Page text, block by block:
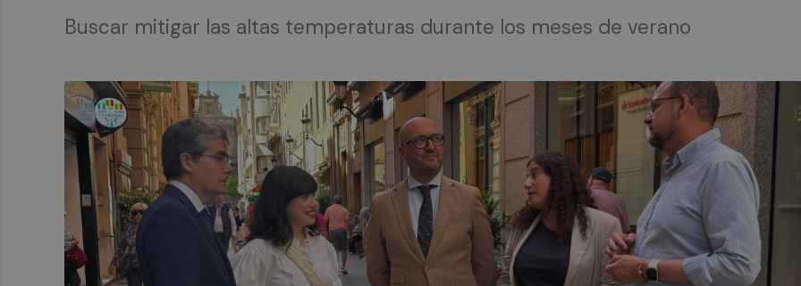
Buscar mitigar las altas temperaturas durante los meses de verano